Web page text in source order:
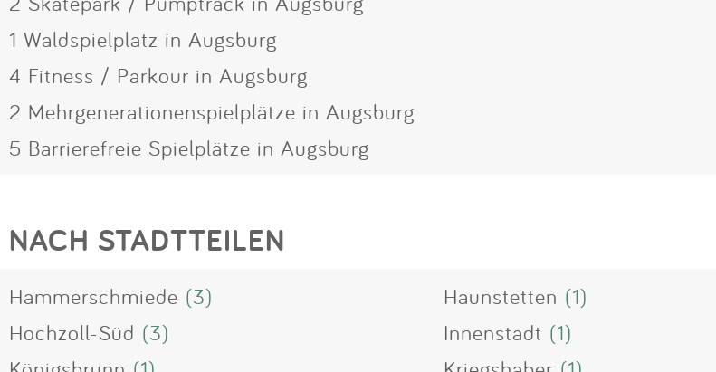
1 Waldspielplatz in Augsburg
4 Fitness / Parkour in Augsburg
2 Mehrgenerationenspielplätze in Augsburg
5 Barrierefreie Spielplätze in Augsburg
NACH STADTTEILEN
Hammerschmiede (3) Haunstetten (1)
Hochzoll-Süd (3) Innenstadt (1)